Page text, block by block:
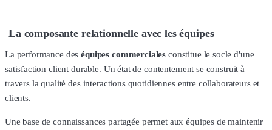
La composante relationnelle avec les équipes
La performance deséquipes commerciales constitue le socle d'une
satisfaction client durable. Un état de contentement se construit à
travers la qualité des interactions quotidiennes entre collaborateurs et
clients.
Une base de connaissances partagée permet aux équipes de maintenir